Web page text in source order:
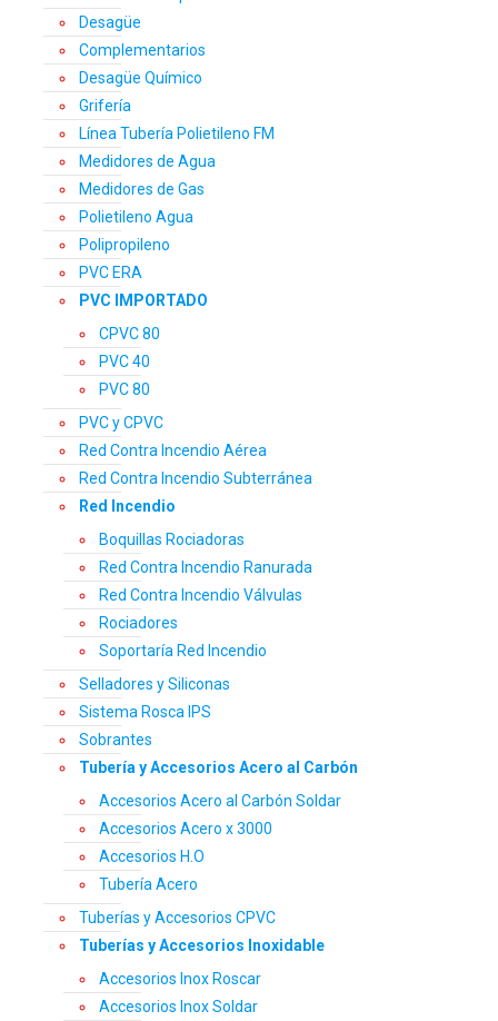
Desagüe
Complementarios
Desagüe Químico
Grifería
Línea Tubería Polietileno FM
Medidores de Agua
Medidores de Gas
Polietileno Agua
Polipropileno
PVC ERA
PVC IMPORTADO
CPVC 80
PVC 40
PVC 80
PVC y CPVC
Red Contra Incendio Aérea
Red Contra Incendio Subterránea
Red Incendio
Boquillas Rociadoras
Red Contra Incendio Ranurada
Red Contra Incendio Válvulas
Rociadores
Soportaría Red Incendio
Selladores y Siliconas
Sistema Rosca IPS
Sobrantes
Tubería y Accesorios Acero al Carbón
Accesorios Acero al Carbón Soldar
Accesorios Acero x 3000
Accesorios H.O
Tubería Acero
Tuberías y Accesorios CPVC
Tuberías y Accesorios Inoxidable
Accesorios Inox Roscar
Accesorios Inox Soldar